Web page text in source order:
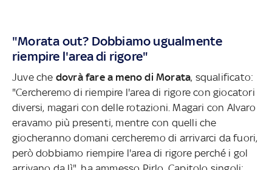
"Morata out? Dobbiamo ugualmente
riempire l'area di rigore"
Juve che dovrà fare a meno di Morata, squalificato:
"Cercheremo di riempire l'area di rigore con giocatori
diversi, magari con delle rotazioni. Magari con Alvaro
eravamo più presenti, mentre con quelli che
giocheranno domani cercheremo di arrivarci da fuori,
però dobbiamo riempire l'area di rigore perché i gol